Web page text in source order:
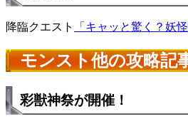
降臨クエスト 「キャッと驚く？妖
モンスト他の攻略記
彩獣神祭が開催！